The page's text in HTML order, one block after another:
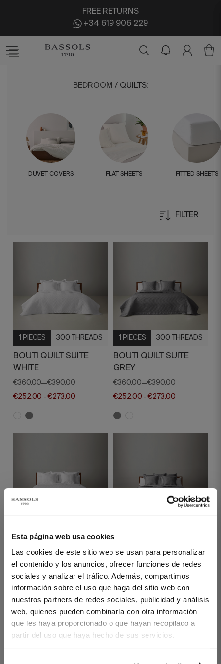
Esta página web usa cookies
Las cookies de este sitio web se usan para personalizar
el contenido y los anuncios, ofrecer funciones de redes
sociales y analizar el tráfico. Además, compartimos
información sobre el uso que haga del sitio web con
nuestros partners de redes sociales, publicidad y análisis
web, quienes pueden combinarla con otra información
que les haya proporcionado o que hayan recopilado a
partir del uso que haya hecho de sus servicios.
FREE RETURNS
+34 619 906 229
BEDROOM / QUILTS:
DUVET COVERS FLAT SHEETS FITTED SHEETS
FILTER
1 PIECES 300 THREADS
BOUTI QUILT SUITE
WHITE
€360.00 -€390.00
€252.00 -€273.00
1 PIECES 300 THREADS
BOUTI QUILT SUITE
GREY
€360.00 -€390.00
€252.00 -€273.00
€360.00 - €390.00
€252.00 -€273.00
€360.00 -€390.00
€252.00
- €273.00
YOU'VE REACHED THE END OF THE ITEM.